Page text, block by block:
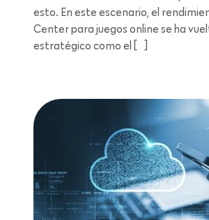
esto. En este escenario, el
Center para juegos online se ha
estratégico como el […]